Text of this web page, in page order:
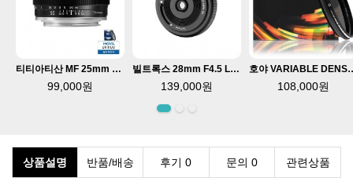
티티아티산 MF 25mm F2.0 후지필름 X마운트 APS-C 렌즈 블랙
99,000원
빌트록스 28mm F4.5 L마운트 풀프레임 팬케익렌즈
139,000원
호야 VARIABLE
108,000원
상품설명 반품/배송 후기 0 문의 0 관련상품